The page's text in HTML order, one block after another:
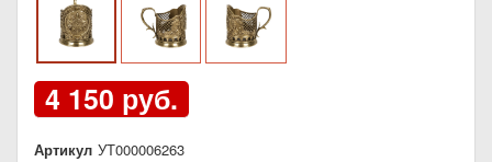
4 150 руб.
Артикул УТ000006263